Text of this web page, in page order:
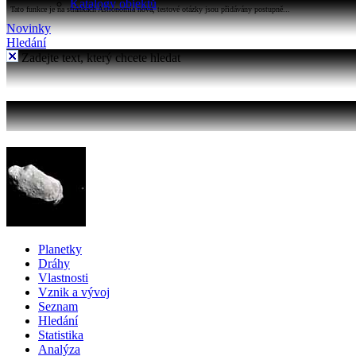
Katalogy objektů
Tato funkce je na stránkách Astronomia nová, testové otázky jsou přidávány postupně...
Novinky
Hledání
Zadejte text, který chcete hledat
Planetky
Dráhy
Vlastnosti
Vznik a vývoj
Seznam
Hledání
Statistika
Analýza